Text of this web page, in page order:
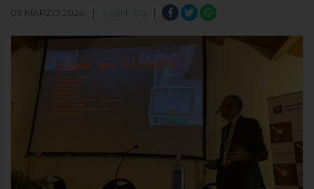
09 MARZO 2024 | EVENTOS |